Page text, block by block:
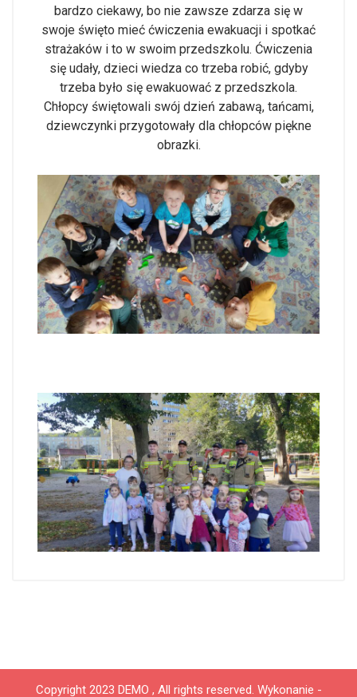
bardzo ciekawy, bo nie zawsze zdarza się w
swoje święto mieć ćwiczenia ewakuacji i spotkać
strażaków i to w swoim przedszkolu. Ćwiczenia
się udały, dzieci wiedza co trzeba robić, gdyby
trzeba było się ewakuować z przedszkola.
Chłopcy świętowali swój dzień zabawą, tańcami,
dziewczynki przygotowały dla chłopców piękne
obrazki.
Copyright 2023 DEMO , All rights reserved. Wykonanie -